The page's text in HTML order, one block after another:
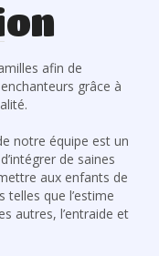
afin de
grâce à
notre équipe est un
de saines
aux enfants de
telles que l’estime
autres, l’entraide et